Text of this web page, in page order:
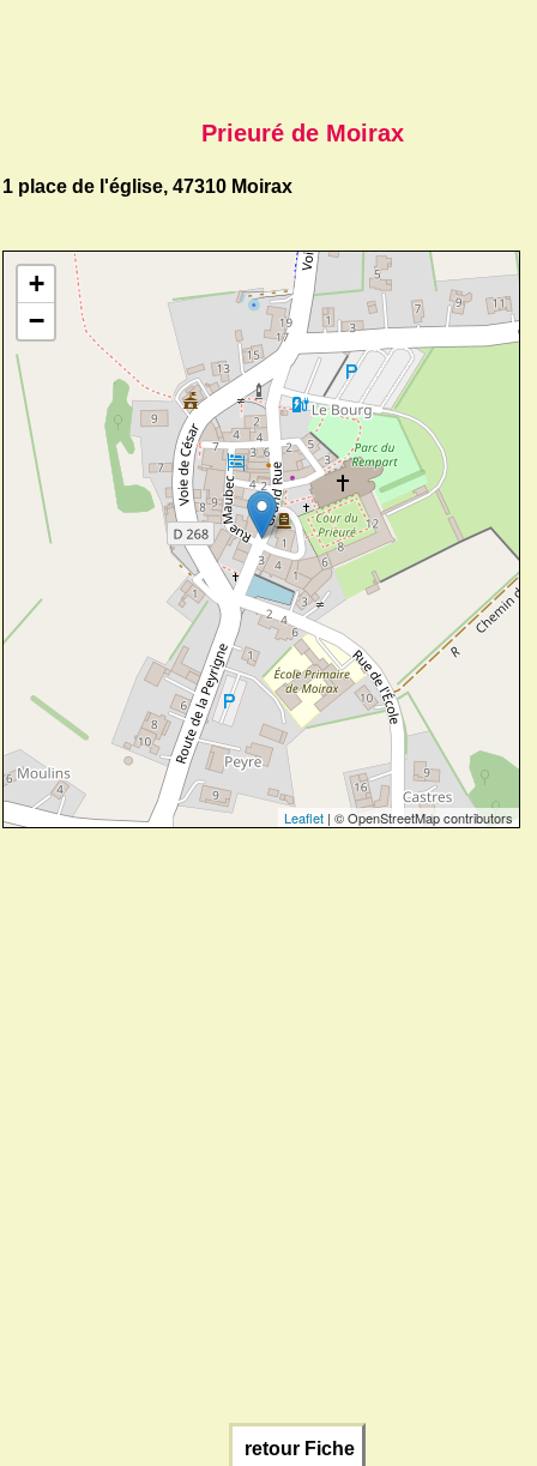
Prieuré de Moirax
1 place de l'église, 47310 Moirax
+
−
Leaflet | © OpenStreetMap contributors
retour Fiche